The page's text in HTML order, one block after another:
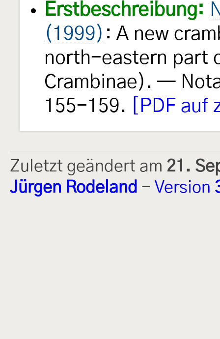
Erstbeschreibung:
(1999) : A new
north-eastern part
Crambinae). —
155-159.
[PDF
Zuletzt geändert am 21.
Jürgen Rodeland - Version